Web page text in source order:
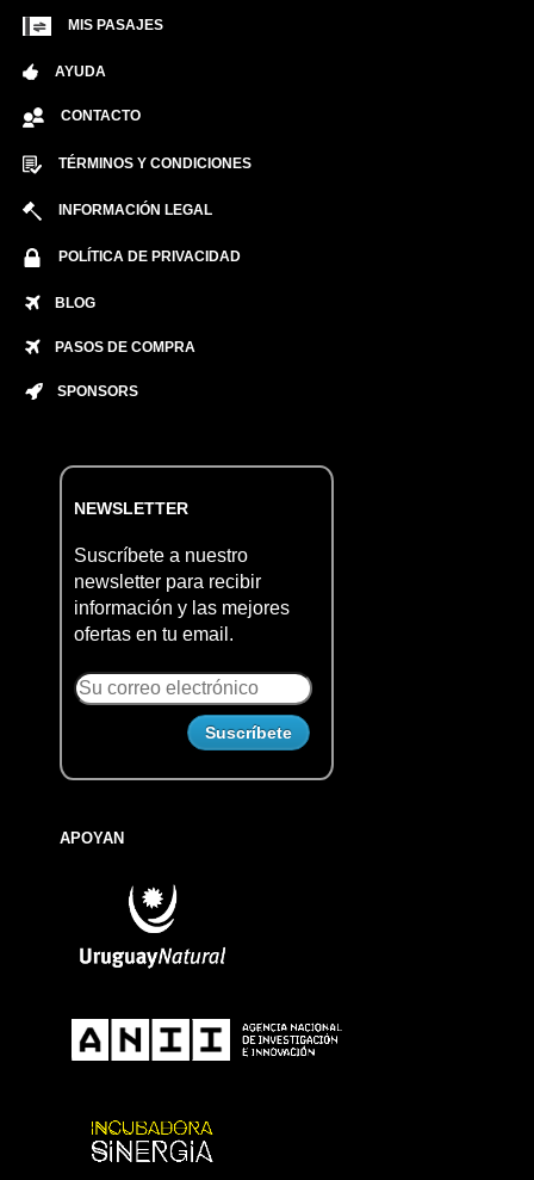
MIS PASAJES
AYUDA
CONTACTO
TÉRMINOS Y CONDICIONES
INFORMACIÓN LEGAL
POLÍTICA DE PRIVACIDAD
BLOG
PASOS DE COMPRA
SPONSORS
NEWSLETTER
Suscríbete a nuestro
newsletter para recibir
información y las mejores
ofertas en tu email.
APOYAN